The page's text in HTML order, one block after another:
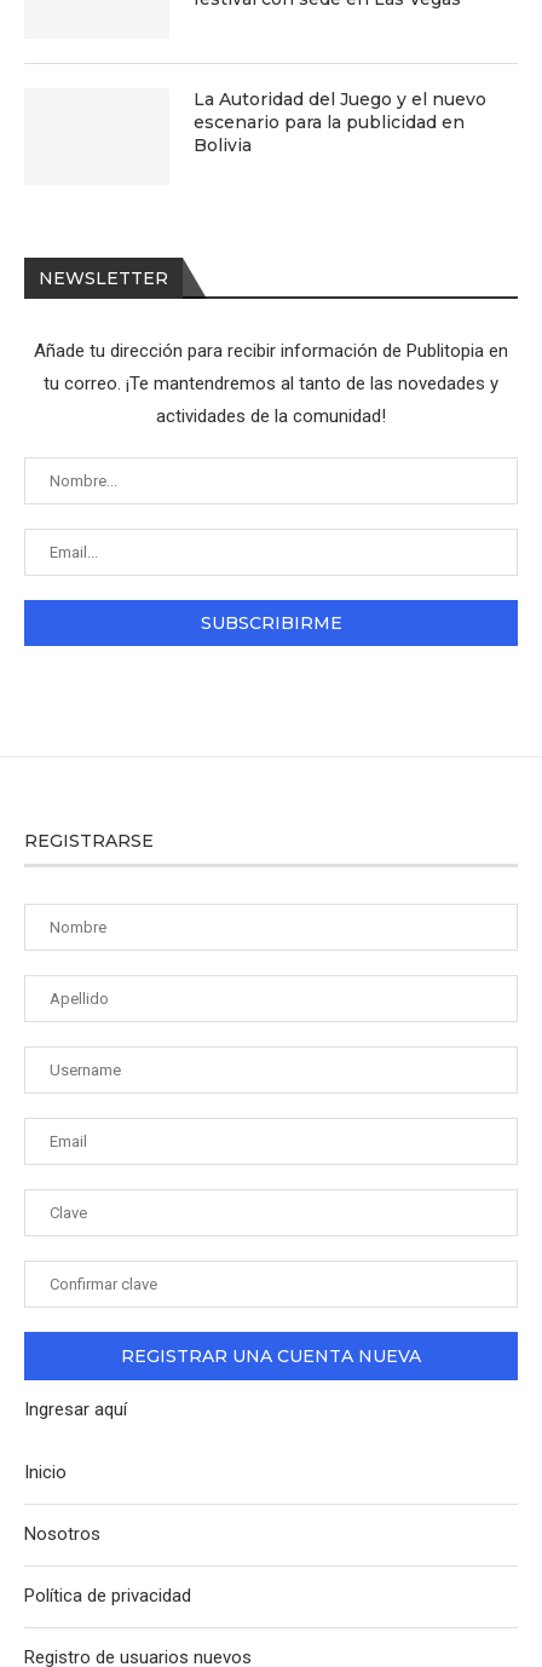
La Autoridad del Juego y el nuevo
escenario para la publicidad en
Bolivia
NEWSLETTER
Añade tu dirección para recibir información de Publitopia en
tu correo. ¡Te mantendremos al tanto de las novedades y
actividades de la comunidad!
REGISTRARSE
Ingresar aquí
Inicio
Nosotros
Política de privacidad
Registro de usuarios nuevos